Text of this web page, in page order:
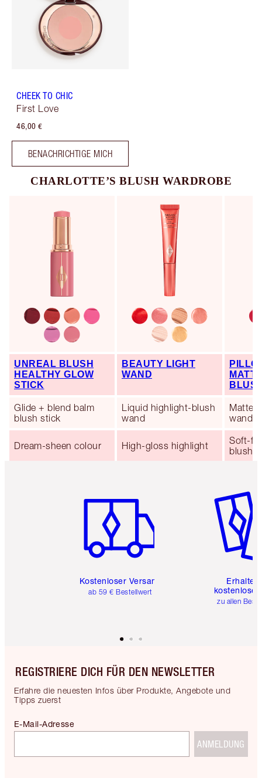
CHEEK TO CHIC
First Love
46,00 €
BENACHRICHTIGE MICH
CHARLOTTE’S BLUSH WARDROBE
UNREAL BLUSH
HEALTHY GLOW
STICK
Glide + blend balm
blush stick
Dream-sheen colour
BEAUTY LIGHT
WAND
Liquid highlight-blush
wand
High-gloss highlight
Matte
wand
Soft-
blush
Kostenloser Versand
ab 59 € Bestellwert
Erhalte
kostenlose
zu allen
REGISTRIERE DICH FÜR DEN NEWSLETTER
Erfahre die neuesten Infos über Produkte, Angebote und
Tipps zuerst
E-Mail-Adresse
ANMELDUNG